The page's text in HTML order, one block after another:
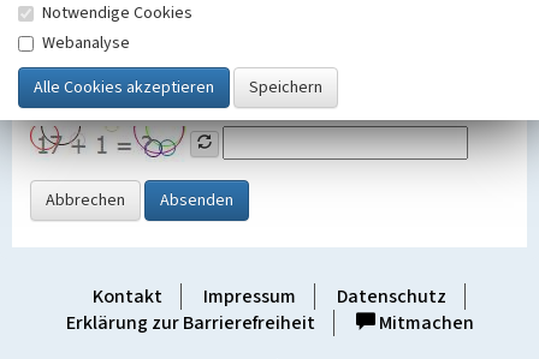
SicherheitsabfrageTragen Sie unten das Rechenergebnis aus der
Grafik ein
Abbrechen Absenden
Kontakt Impressum
Datenschutz
Erklärung zur Barrierefreiheit
Mitmachen
Notwendige Cookies
Webanalyse